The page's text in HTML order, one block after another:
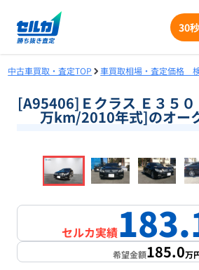
30
中古車買取・査定TOP 車買取相場・査定価格
[A95406]Ｅクラス Ｅ３５
万km/2010年式]のオー
セルカ実績
希望金額185.0万